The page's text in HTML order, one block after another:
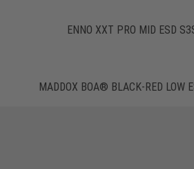
ENNO XXT PRO MID ESD
MADDOX BOA® BLACK-RED LOW